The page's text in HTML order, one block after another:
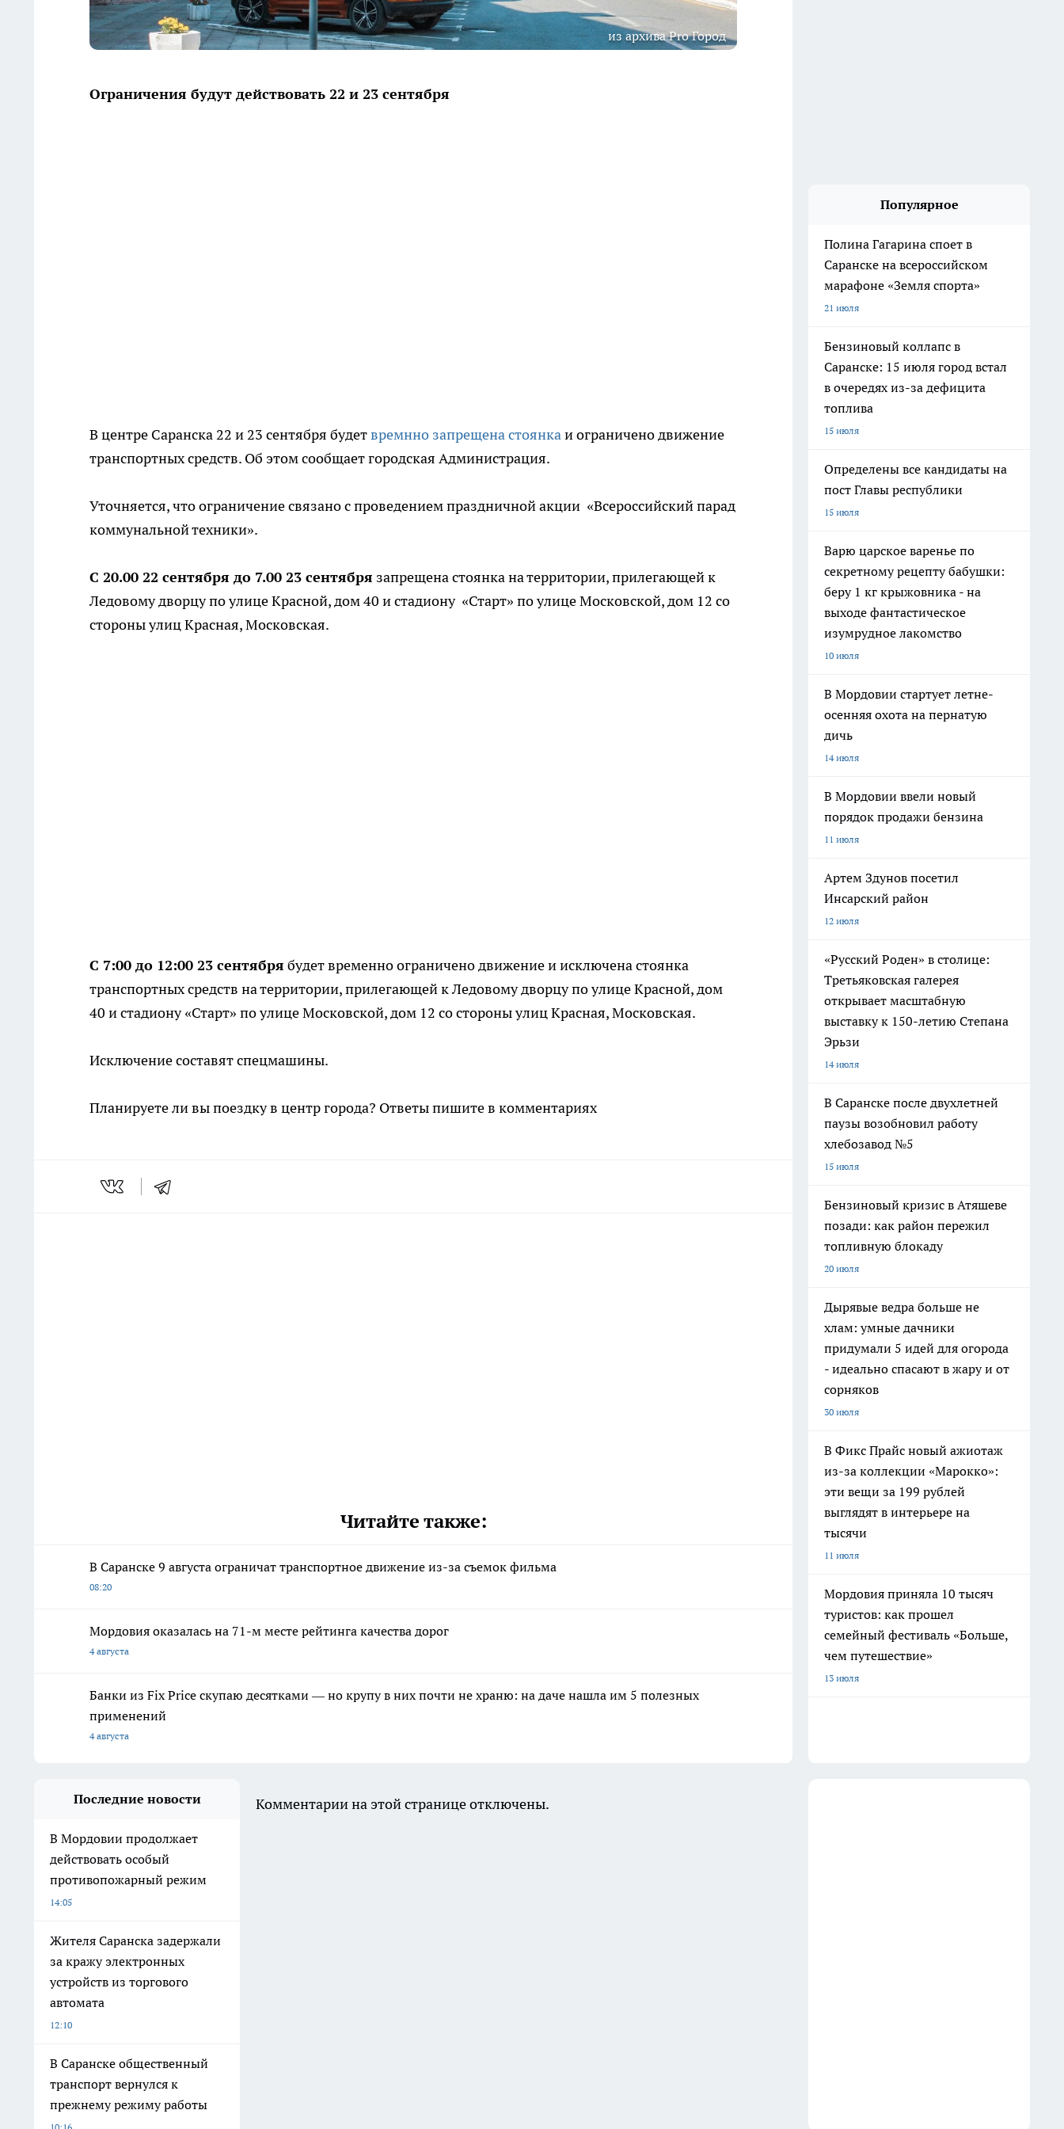
из архива Pro Город
Ограничения будут действовать 22 и 23 сентября
В центре Саранска 22 и 23 сентября будетвремнно запрещена стоянкаи ограничено движение
транспортных средств. Об этом сообщает городская Администрация.
Уточняется, что ограничение связано с проведением праздничной акции «Всероссийский парад
коммунальной техники».
С 20.00 22 сентября до 7.00 23 сентября запрещена стоянка на территории, прилегающей к
Ледовому дворцу по улице Красной, дом 40 и стадиону «Старт» по улице Московской, дом 12 со
стороны улиц Красная, Московская.
С 7:00 до 12:00 23 сентября будет временно ограничено движение и исключена стоянка
транспортных средств на территории, прилегающей к Ледовому дворцу по улице Красной, дом
40 и стадиону «Старт» по улице Московской, дом 12 со стороны улиц Красная, Московская.
Исключение составят спецмашины.
Планируете ли вы поездку в центр города? Ответы пишите в комментариях
Читайте также:
В Саранске 9 августа ограничат транспортное движение из-за съемок фильма
08:20
Мордовия оказалась на 71-м месте рейтинга качества дорог
4 августа
Банки из Fix Price скупаю десятками — но крупу в них почти не храню: на даче нашла им 5 полезных
применений
4 августа
Популярное
Полина Гагарина споет в
Саранске на всероссийском
марафоне «Земля спорта»
21 июля
Бензиновый коллапс в
Саранске: 15 июля город встал
в очередях из-за дефицита
топлива
15 июля
Определены все кандидаты на
пост Главы республики
15 июля
Варю царское варенье по
секретному рецепту бабушки:
беру 1 кг крыжовника - на
выходе фантастическое
изумрудное лакомство
10 июля
В Мордовии стартует летне-
осенняя охота на пернатую
дичь
14 июля
В Мордовии ввели новый
порядок продажи бензина
11 июля
Артем Здунов посетил
Инсарский район
12 июля
«Русский Роден» в столице:
Третьяковская галерея
открывает масштабную
выставку к 150-летию Степана
Эрьзи
14 июля
В Саранске после двухлетней
паузы возобновил работу
хлебозавод №5
15 июля
Бензиновый кризис в Атяшеве
позади: как район пережил
топливную блокаду
20 июля
Дырявые ведра больше не
хлам: умные дачники
придумали 5 идей для огорода
- идеально спасают в жару и от
сорняков
30 июля
В Фикс Прайс новый ажиотаж
из-за коллекции «Марокко»:
эти вещи за 199 рублей
выглядят в интерьере на
тысячи
11 июля
Мордовия приняла 10 тысяч
туристов: как прошел
семейный фестиваль «Больше,
чем путешествие»
13 июля
Последние новости
В Мордовии продолжает
действовать особый
противопожарный режим
14:05
Жителя Саранска задержали
за кражу электронных
устройств из торгового
автомата
12:10
В Саранске общественный
транспорт вернулся к
прежнему режиму работы
Комментарии на этой странице отключены.